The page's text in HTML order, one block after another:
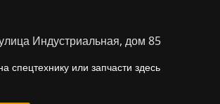
Индустриальная, дом 85
спецтехнику или запчасти здесь